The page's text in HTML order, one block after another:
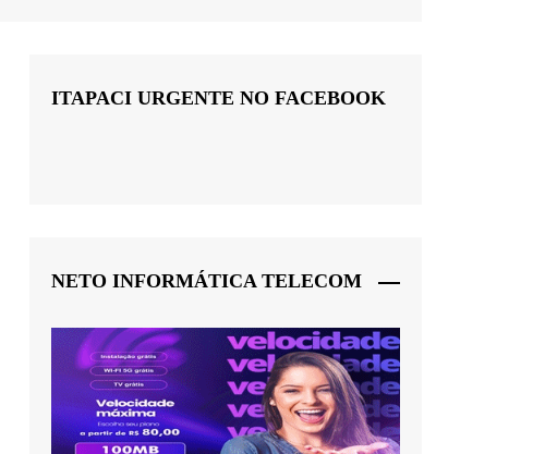
ITAPACI URGENTE NO FACEBOOK
NETO INFORMÁTICA TELECOM